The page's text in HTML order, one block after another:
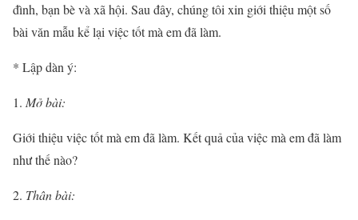
đình, bạn bè và xã hội. Sau đây, chúng tôi xin giới thiệu một số
bài văn mẫu kể lại việc tốt mà em đã làm.
* Lập dàn ý:
Mở bài:
Giới thiệu việc tốt mà em đã làm. Kết quả của việc mà em đã làm
như thế nào?
Thân bài: